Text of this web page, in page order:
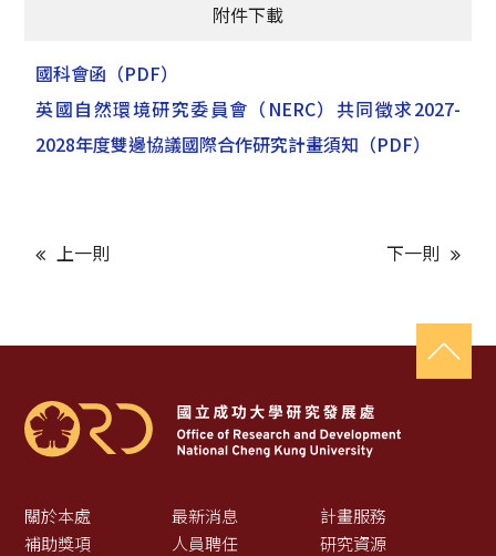
附件下載
國科會函 （PDF）
英國自然環境研究委員會（NERC）共同徵求2027-
2028年度雙邊協議國際合作研究計畫須知 （PDF）
上一則 下一則
關於本處 最新消息
計畫服務
補助獎項
人員聘任 研究資源